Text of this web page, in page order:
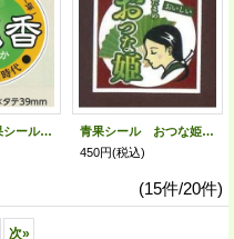
送料無料 青果シール 味風香 1000枚 雪印種苗(株)
青果シール おつな姫 100枚入り （株）サカタのタネ
450円(税込)
(15件/20件)
次»